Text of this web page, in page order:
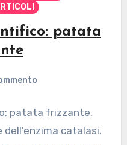
patata
patata frizzante.
dell’enzima catalasi.